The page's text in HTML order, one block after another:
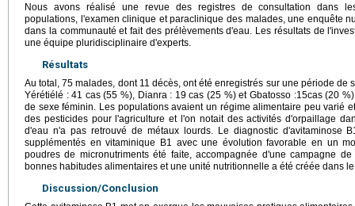
Nous avons réalisé une revue des registres de consultation dans
populations, l'examen clinique et paraclinique des malades, une enquête
dans la communauté et fait des prélèvements d'eau. Les résultats de
une équipe pluridisciplinaire d'experts.
Résultats
Au total, 75 malades, dont 11 décès, ont été enregistrés sur une période de
Yérétiélé : 41 cas (55 %), Dianra : 19 cas (25 %) et Gbatosso :15cas (20
de sexe féminin. Les populations avaient un régime alimentaire peu varié
des pesticides pour l'agriculture et l'on notait des activités d'orpaillage
d'eau n'a pas retrouvé de métaux lourds. Le diagnostic d'avitaminose
supplémentés en vitaminique B1 avec une évolution favorable en un
poudres de micronutriments été faite, accompagnée d'une campagne
bonnes habitudes alimentaires et une unité nutritionnelle a été créée dans
Discussion/Conclusion